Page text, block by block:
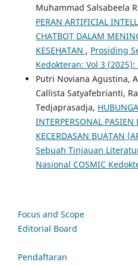
Muhammad Salsabeela
PERAN ARTIFICIAL
CHATBOT DALAM
KESEHATAN , Prosiding
Kedokteran: Vol 3 (2025):
Putri Noviana Agustina,
Callista Satyafebrianti,
Tedjaprasadja,
INTERPERSONAL
KECERDASAN BUATAN
Sebuah Tinjauan
Nasional COSMIC
Focus and Scope
Editorial Board
Pendaftaran